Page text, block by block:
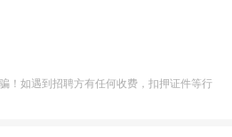
！如遇到招聘方有任何收费，扣押证件等行